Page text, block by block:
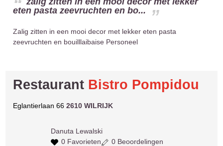
eten pasta zeevruchten en bo...
Zalig zitten in een mooi decor met lekker eten pasta
zeevruchten en bouilllaibaise Personeel
Restaurant Bistro Pompidou
Eglantierlaan 662610 WILRIJK
Danuta Lewalski
0 Favorieten
0 Beoordelingen